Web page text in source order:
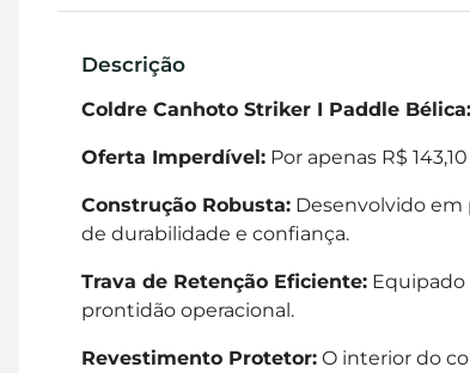
Descrição
Coldre Canhoto Striker I Paddle
Oferta Imperdível: Por apenas R$
Construção Robusta: Desenvolvido em
de durabilidade e confiança.
Trava de Retenção Eficiente:
prontidão operacional.
Revestimento Protetor: O interior do